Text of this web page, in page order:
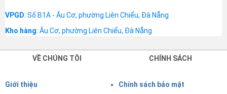
VPGD: Số B1A - Âu Cơ, phường Liên Chiểu, Đà Nẵng
Kho hàng: Âu Cơ, phường Liên Chiểu, Đà Nẵng
VỀ CHÚNG TÔI
Giới thiệu
CHÍNH SÁCH
Chính sách bảo mật